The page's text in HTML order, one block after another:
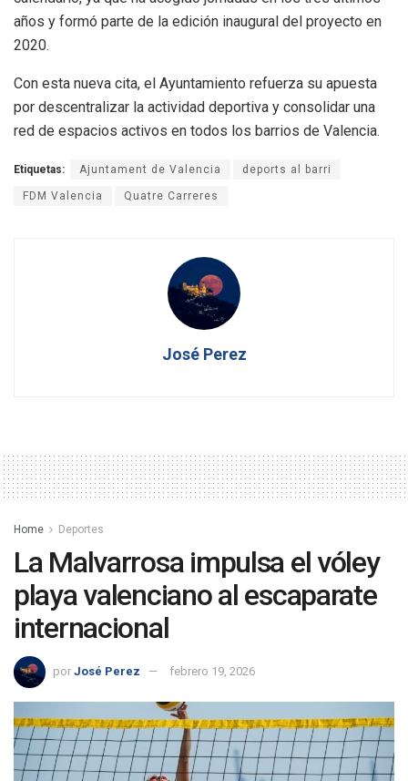
años y formó parte de la edición inaugural del proyecto en
2020.
Con esta nueva cita, el Ayuntamiento refuerza su apuesta
por descentralizar la actividad deportiva y consolidar una
red de espacios activos en todos los barrios de Valencia.
Etiquetas: Ajuntament de Valencia deports al barri
FDM Valencia Quatre Carreres
José Perez
Home Deportes
La Malvarrosa impulsa el vóley
playa valenciano al escaparate
internacional
por José Perez febrero 19, 2026